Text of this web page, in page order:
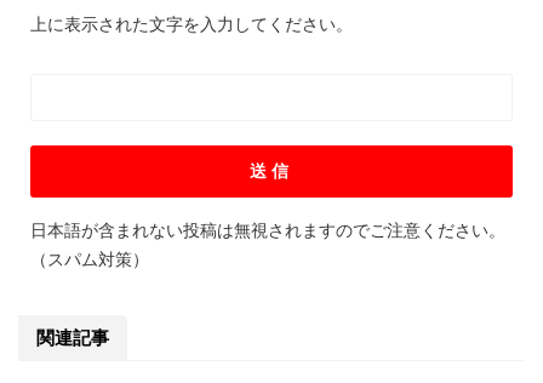
上に表示された文字を入力してください。
日本語が含まれない投稿は無視されますのでご注意ください。
（スパム対策）
関連記事